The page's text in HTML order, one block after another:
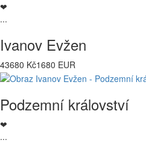
❤
...
Ivanov Evžen
43680 Kč1680 EUR
Podzemní království
❤
...